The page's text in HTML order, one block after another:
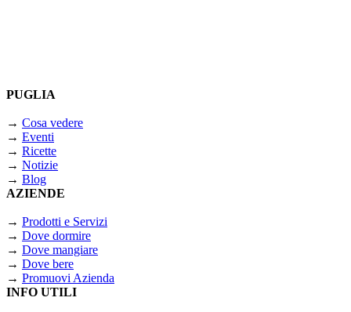
PUGLIA
→ Cosa vedere
→ Eventi
→ Ricette
→ Notizie
→ Blog
AZIENDE
→ Prodotti e Servizi
→ Dove dormire
→ Dove mangiare
→ Dove bere
→ Promuovi Azienda
INFO UTILI